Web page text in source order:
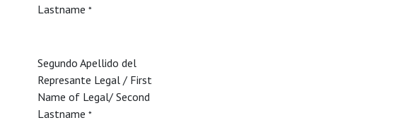
Lastname *
Segundo Apellido del
Represante Legal / First
Name of Legal/ Second
Lastname *